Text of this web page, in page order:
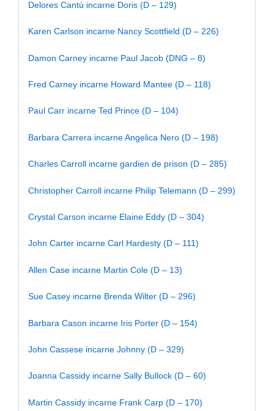
Delores Cantù incarne Doris (D – 129)
Karen Carlson incarne Nancy Scottfield (D – 226)
Damon Carney incarne Paul Jacob (DNG – 8)
Fred Carney incarne Howard Mantee (D – 118)
Paul Carr incarne Ted Prince (D – 104)
Barbara Carrera incarne Angelica Nero (D – 198)
Charles Carroll incarne gardien de prison (D – 285)
Christopher Carroll incarne Philip Telemann (D – 299)
Crystal Carson incarne Elaine Eddy (D – 304)
John Carter incarne Carl Hardesty (D – 111)
Allen Case incarne Martin Cole (D – 13)
Sue Casey incarne Brenda Wilter (D – 296)
Barbara Cason incarne Iris Porter (D – 154)
John Cassese incarne Johnny (D – 329)
Joanna Cassidy incarne Sally Bullock (D – 60)
Martin Cassidy incarne Frank Carp (D – 170)